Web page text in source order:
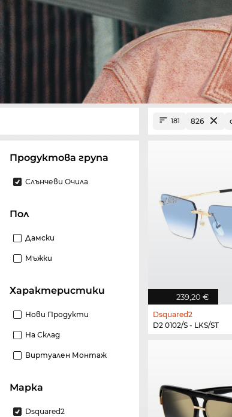
Продуктова група
Слънчеви Очила
Пол
Дамски
Мъжки
Характеристики
Нови Продукти
На Склад
Виртуален Монтаж
Марка
Dsquared2
181 826
239,20 €
Dsquared2
D2 0102/S - LKS/ST